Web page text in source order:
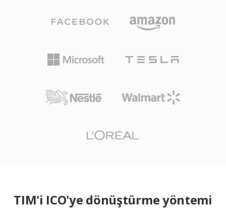
TIM'i ICO'ye dönüştürme yöntemi